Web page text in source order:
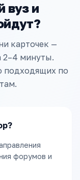
вуз и
карточек —
2–4 минуты.
подходящих по
форумов и